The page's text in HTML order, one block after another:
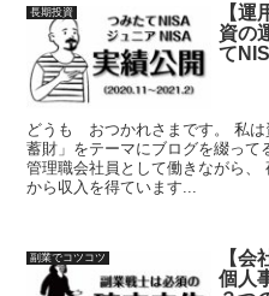
長期投資
【
資の
て
どうも おつかれさまです。 私は
蓄財」をテーマにブログを綴っ
管理職会社員として働きながら
から収入を得ています...
副業でコツコツ
【
個人